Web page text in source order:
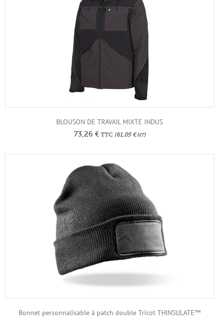
BLOUSON DE TRAVAIL MIXTE INDUS
73,26 €TTC(61,05 €HT)
Bonnet personnalisable à patch double Tricot THINSULATE™